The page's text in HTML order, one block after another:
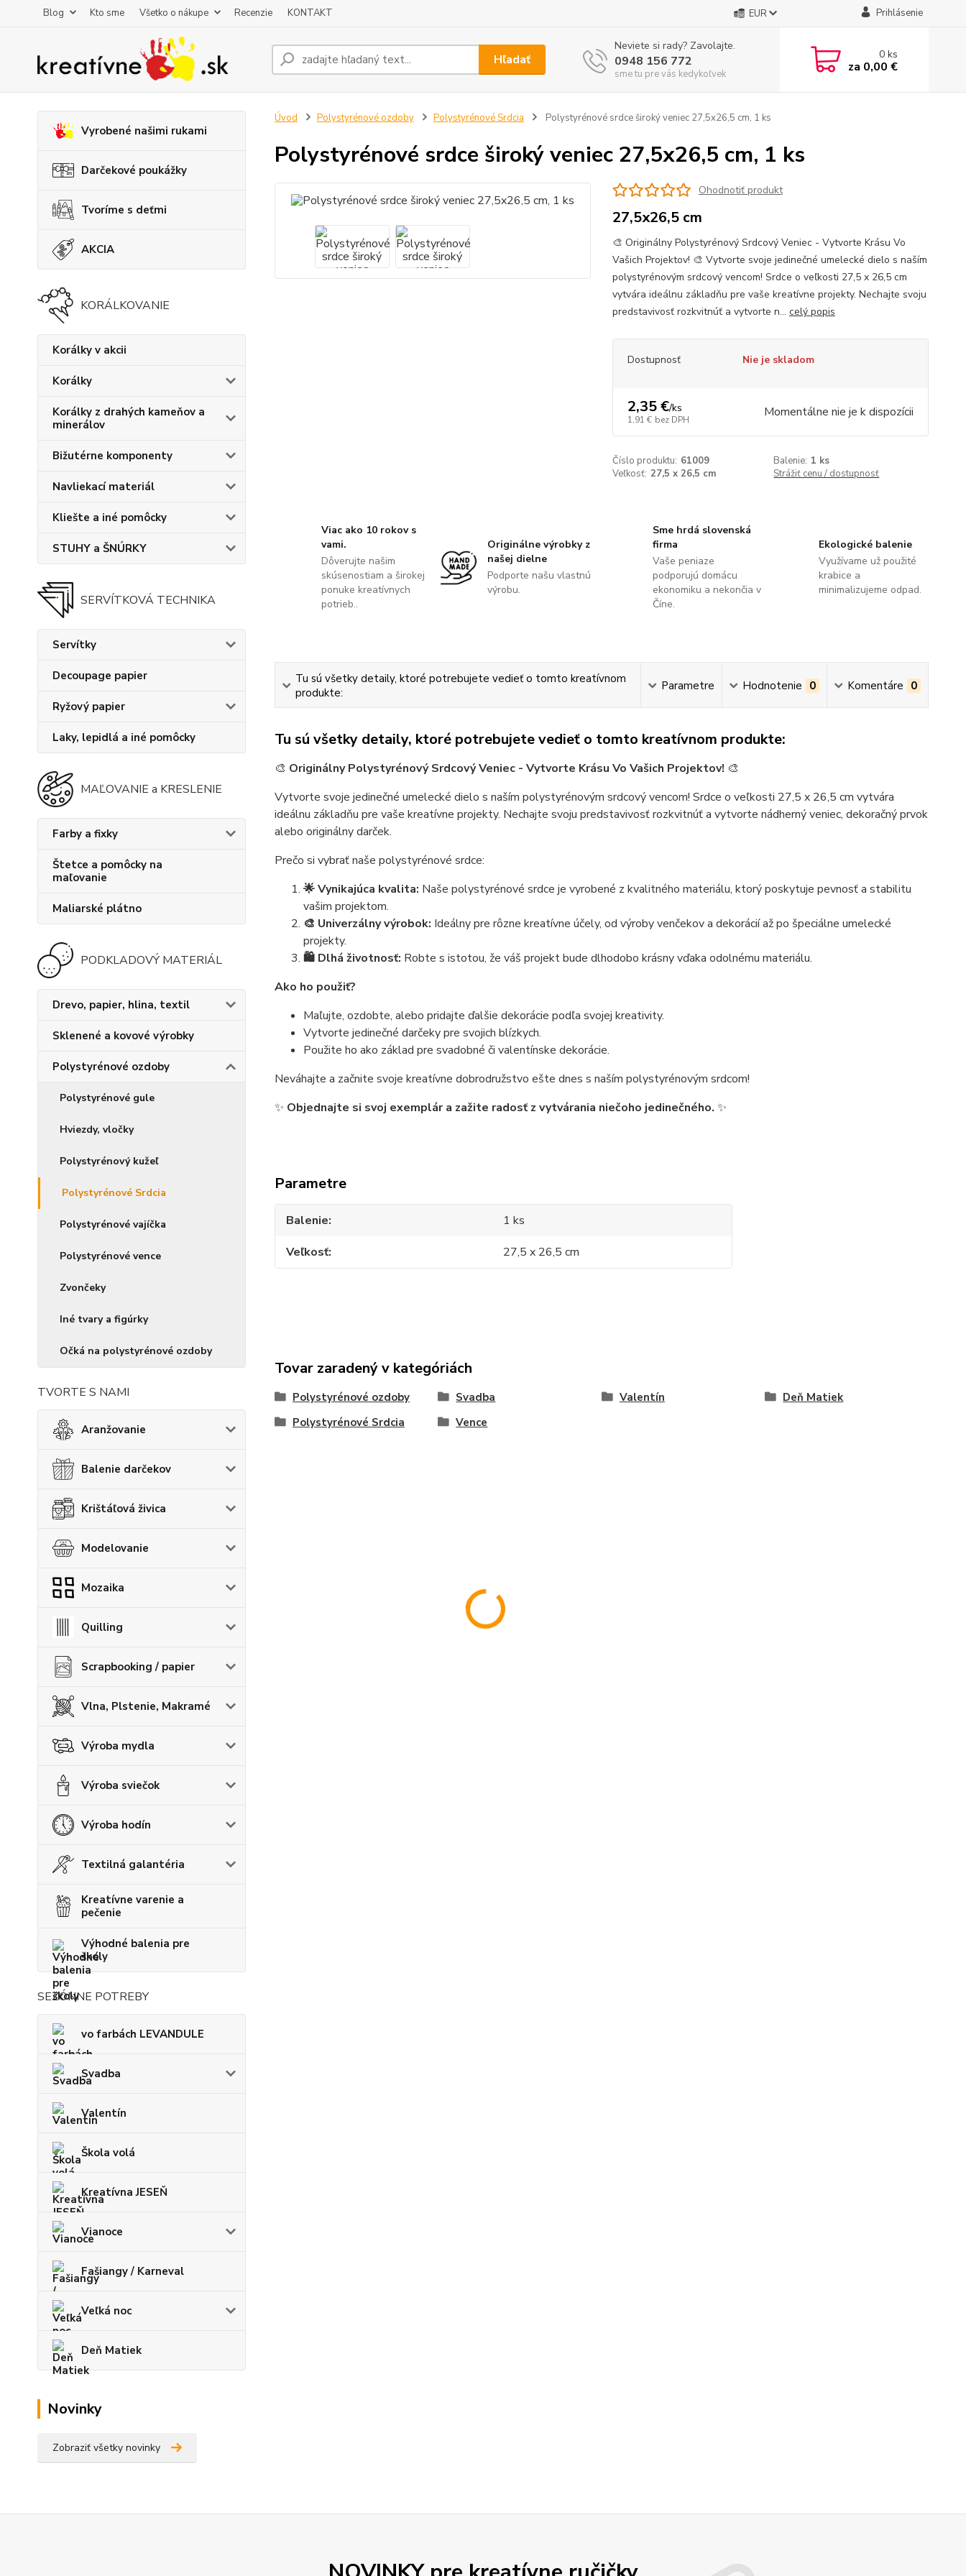
Blog Kto sme Všetko o nákupe Recenzie KONTAKT EUR Prihlásenie
Hľadať
Neviete si rady? Zavolajte.
0948 156 772
sme tu pre vás kedykoľvek
0ks
za 0,00 €
Vyrobené našimi rukami
Darčekové poukážky
Tvoríme s deťmi
AKCIA
KORÁLKOVANIE
Korálky v akcii
Korálky
Korálky z drahých kameňov a
minerálov
Bižutérne komponenty
Navliekací materiál
Kliešte a iné pomôcky
STUHY a ŠNÚRKY
SERVÍTKOVÁ TECHNIKA
Servítky
Decoupage papier
Ryžový papier
Laky, lepidlá a iné pomôcky
MAĽOVANIE a KRESLENIE
Farby a fixky
Štetce a pomôcky na
maľovanie
Maliarské plátno
PODKLADOVÝ MATERIÁL
Drevo, papier, hlina, textil
Sklenené a kovové výrobky
Polystyrénové ozdoby
Polystyrénové gule
Hviezdy, vločky
Polystyrénový kužeľ
Polystyrénové Srdcia
Polystyrénové vajíčka
Polystyrénové vence
Zvončeky
Iné tvary a figúrky
Očká na polystyrénové ozdoby
TVORTE S NAMI
Aranžovanie
Balenie darčekov
Krištáľová živica
Modelovanie
Mozaika
Quilling
Scrapbooking / papier
Vlna, Plstenie, Makramé
Výroba mydla
Výroba sviečok
Výroba hodín
Textilná galantéria
Kreatívne varenie a
pečenie
Výhodné balenia pre
školy
SEZÓNNE POTREBY
vo farbách LEVANDULE
Svadba
Valentín
Škola volá
Kreatívna JESEŇ
Vianoce
Fašiangy / Karneval
Veľká noc
Deň Matiek
Novinky
Zobraziť všetky novinky
Úvod Polystyrénové ozdoby Polystyrénové Srdcia Polystyrénové srdce široký veniec 27,5x26,5 cm, 1 ks
Polystyrénové srdce široký veniec 27,5x26,5 cm, 1 ks
Ohodnotiť produkt
27,5x26,5 cm
🎨 Originálny Polystyrénový Srdcový Veniec - Vytvorte Krásu Vo
Vašich Projektov! 🎨 Vytvorte svoje jedinečné umelecké dielo s naším
polystyrénovým srdcový vencom! Srdce o veľkosti 27,5 x 26,5 cm
vytvára ideálnu základňu pre vaše kreatívne projekty. Nechajte svoju
predstavivosť rozkvitnúť a vytvorte n... celý popis
Dostupnosť Nie je skladom
2,35 €/ks
1,91 € bez DPH Momentálne nie je k dispozícii
Číslo produktu: 61009 Balenie: 1 ks
Veľkosť: 27,5 x 26,5 cm Strážiť cenu / dostupnosť
Viac ako 10 rokov s
vami.
Dôverujte našim
skúsenostiam a širokej
ponuke kreatívnych
potrieb..
Originálne výrobky z
našej dielne
Podporte našu vlastnú
výrobu.
Sme hrdá slovenská
firma
Vaše peniaze
podporujú domácu
ekonomiku a nekončia v
Číne.
Ekologické balenie
Využívame už použité
krabice a
minimalizujeme odpad.
Tu sú všetky detaily, ktoré potrebujete vedieť o tomto kreatívnom
produkte:
Parametre Hodnotenie 0 Komentáre 0
Tu sú všetky detaily, ktoré potrebujete vedieť o tomto kreatívnom produkte:
🎨 Originálny Polystyrénový Srdcový Veniec - Vytvorte Krásu Vo Vašich Projektov! 🎨
Vytvorte svoje jedinečné umelecké dielo s naším polystyrénovým srdcový vencom! Srdce o veľkosti 27,5 x 26,5 cm vytvára
ideálnu základňu pre vaše kreatívne projekty. Nechajte svoju predstavivosť rozkvitnúť a vytvorte nádherný veniec, dekoračný prvok
alebo originálny darček.
Prečo si vybrať naše polystyrénové srdce:
🌟 Vynikajúca kvalita: Naše polystyrénové srdce je vyrobené z kvalitného materiálu, ktorý poskytuje pevnosť a stabilitu
vašim projektom.
🎨 Univerzálny výrobok: Ideálny pre rôzne kreatívne účely, od výroby venčekov a dekorácií až po špeciálne umelecké
projekty.
🛍️ Dlhá životnosť: Robte s istotou, že váš projekt bude dlhodobo krásny vďaka odolnému materiálu.
Ako ho použiť?
Maľujte, ozdobte, alebo pridajte ďalšie dekorácie podľa svojej kreativity.
Vytvorte jedinečné darčeky pre svojich blízkych.
Použite ho ako základ pre svadobné či valentínske dekorácie.
Neváhajte a začnite svoje kreatívne dobrodružstvo ešte dnes s naším polystyrénovým srdcom!
✨ Objednajte si svoj exemplár a zažite radosť z vytvárania niečoho jedinečného. ✨
Parametre
Balenie
1 ks
Veľkosť
27,5 x 26,5 cm
Tovar zaradený v kategóriách
Polystyrénové ozdoby Svadba Valentín
Deň Matiek
Polystyrénové Srdcia
Vence